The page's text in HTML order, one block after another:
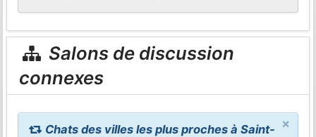
Salons de discussion
connexes
×
Chats des villes les plus proches à Saint-